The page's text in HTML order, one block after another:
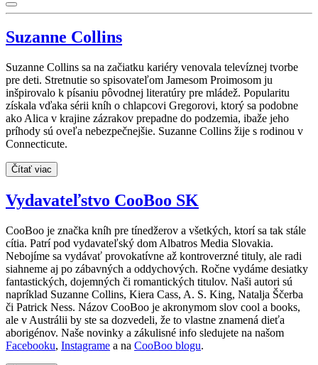
Suzanne Collins
Suzanne Collins sa na začiatku kariéry venovala televíznej tvorbe
pre deti. Stretnutie so spisovateľom Jamesom Proimosom ju
inšpirovalo k písaniu pôvodnej literatúry pre mládež. Popularitu
získala vďaka sérii kníh o chlapcovi Gregorovi, ktorý sa podobne
ako Alica v krajine zázrakov prepadne do podzemia, ibaže jeho
príhody sú oveľa nebezpečnejšie. Suzanne Collins žije s rodinou v
Connecticute.
Čítať viac
Vydavateľstvo CooBoo SK
CooBoo je značka kníh pre tínedžerov a všetkých, ktorí sa tak stále
cítia. Patrí pod vydavateľský dom Albatros Media Slovakia.
Nebojíme sa vydávať provokatívne až kontroverzné tituly, ale radi
siahneme aj po zábavných a oddychových. Ročne vydáme desiatky
fantastických, dojemných či romantických titulov. Naši autori sú
napríklad Suzanne Collins, Kiera Cass, A. S. King, Natalja Ščerba
či Patrick Ness. Názov CooBoo je akronymom slov cool a books,
ale v Austrálii by ste sa dozvedeli, že to vlastne znamená dieťa
aborigénov. Naše novinky a zákulisné info sledujete na našom
Facebooku, Instagrame a na CooBoo blogu.